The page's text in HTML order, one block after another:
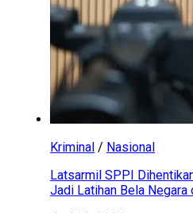
Kriminal / Nasional
Latsarmil SPPI
Jadi Latihan Bela Negara